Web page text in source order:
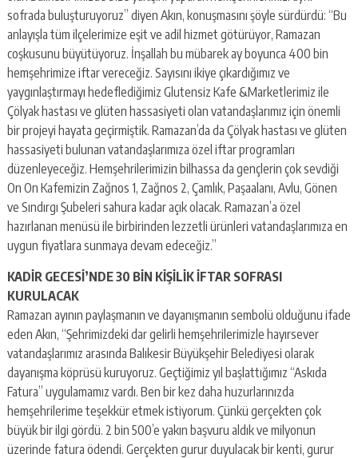
sofrada buluşturuyoruz” diyen Akın, konuşmasını şöyle sürdürdü: “Bu
anlayışla tüm ilçelerimize eşit ve adil hizmet götürüyor, Ramazan
coşkusunu büyütüyoruz. İnşallah bu mübarek ay boyunca 400 bin
hemşehrimize iftar vereceğiz. Sayısını ikiye çıkardığımız ve
yaygınlaştırmayı hedeflediğimiz Glutensiz Kafe &Marketlerimiz ile
Çölyak hastası ve glüten hassasiyeti olan vatandaşlarımız için önemli
bir projeyi hayata geçirmiştik. Ramazan’da da Çölyak hastası ve glüten
hassasiyeti bulunan vatandaşlarımıza özel iftar programları
düzenleyeceğiz. Hemşehrilerimizin bilhassa da gençlerin çok sevdiği
On On Kafemizin Zağnos 1, Zağnos 2, Çamlık, Paşaalanı, Avlu, Gönen
ve Sındırgı Şubeleri sahura kadar açık olacak. Ramazan’a özel
hazırlanan menüsü ile birbirinden lezzetli ürünleri vatandaşlarımıza en
uygun fiyatlara sunmaya devam edeceğiz.”
KADİR GECESİ’NDE 30 BİN KİŞİLİK İFTAR SOFRASI
KURULACAK
Ramazan ayının paylaşmanın ve dayanışmanın sembolü olduğunu ifade
eden Akın, “Şehrimizdeki dar gelirli hemşehrilerimizle hayırsever
vatandaşlarımız arasında Balıkesir Büyükşehir Belediyesi olarak
dayanışma köprüsü kuruyoruz. Geçtiğimiz yıl başlattığımız “Askıda
Fatura” uygulamamız vardı. Ben bir kez daha huzurlarınızda
hemşehrilerime teşekkür etmek istiyorum. Çünkü gerçekten çok
büyük bir ilgi gördü. 2 bin 500’e yakın başvuru aldık ve milyonun
üzerinde fatura ödendi. Gerçekten gurur duyulacak bir kenti, gurur